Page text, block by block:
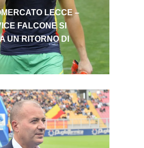
LECCE –
FALCONE SI
UN RITORNO DI